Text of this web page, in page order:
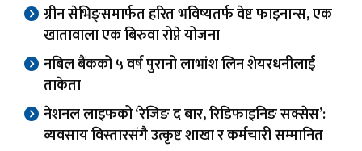
ग्रीन सेभिङ्समार्फत हरित भविष्यतर्फ वेष्ट फाइनान्स, एक
खातावाला एक बिरुवा रोप्ने योजना
नबिल बैंकको ५ वर्ष पुरानो लाभांश लिन शेयरधनीलाई
ताकेता
नेशनल लाइफको ‘रेजिङ द बार, रिडिफाइनिङ सक्सेस’:
व्यवसाय विस्तारसंगै उत्कृष्ट शाखा र कर्मचारी सम्मानित